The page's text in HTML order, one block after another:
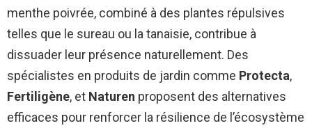
menthe poivrée, combiné à des plantes répulsives
telles que le sureau ou la tanaisie, contribue à
dissuader leur présence naturellement. Des
spécialistes en produits de jardin comme Protecta,
Fertiligène, et Naturen proposent des alternatives
efficaces pour renforcer la résilience de l’écosystème